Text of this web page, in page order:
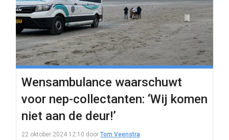
Wensambulance waarschuwt
voor nep-collectanten: ‘Wij komen
niet aan de deur!’
22 oktober 2024 12:10 door Tom Veenstra